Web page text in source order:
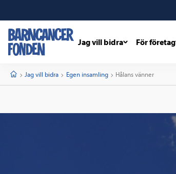
Jag vill bidra För företag
StartJag vill bidra Egen insamling Current:
Hålans vänner